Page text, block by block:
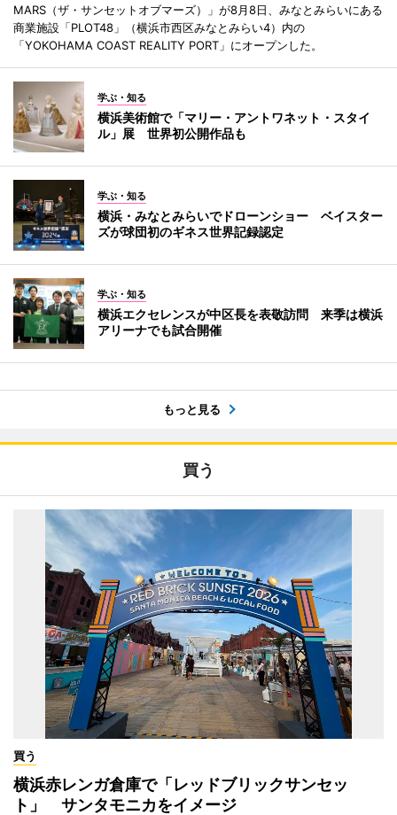
MARS（ザ・サンセットオブマーズ）」が8月8日、みなとみらいにある
商業施設「PLOT48」（横浜市西区みなとみらい4）内の
「YOKOHAMA COAST REALITY PORT」にオープンした。
学ぶ・知る
横浜美術館で「マリー・アントワネット・スタイ
ル」展 世界初公開作品も
学ぶ・知る
横浜・みなとみらいでドローンショー ベイスター
ズが球団初のギネス世界記録認定
学ぶ・知る
横浜エクセレンスが中区長を表敬訪問 来季は横浜
アリーナでも試合開催
もっと見る
買う
買う
横浜赤レンガ倉庫で「レッドブリックサンセッ
ト」 サンタモニカをイメージ